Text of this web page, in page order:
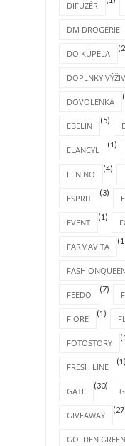
DIFUZÉR
DM DROGERIE
DO KÚPEĽA
DOPLNKY
DOVOLENKA
EBELIN
(5)
ELANCYL
(1)
ELNINO
(4)
ESPRIT
(3)
EVENT
(1)
FARMAVITA
FEEDO
(7)
FIORE
(1)
FOTOSTORY
FRESH LINE
(1)
GATE
(30)
GIVEAWAY
GOLDEN GREEN